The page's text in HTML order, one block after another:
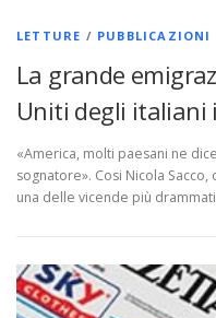
LETTURE / PUBBLICAZIONI
La grande
Uniti degli italiani
«America, molti paesani ne
sognatore». Cosi Nicola
una delle vicende più